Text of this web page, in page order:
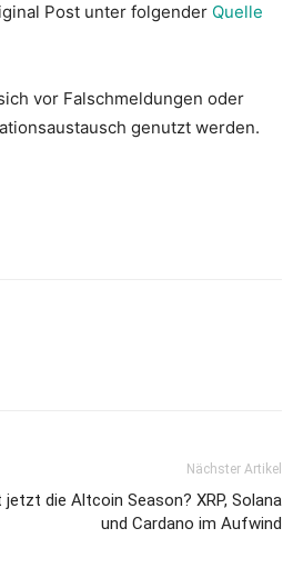
Post unter folgender Quelle
vor Falschmeldungen oder
genutzt werden.
Nächster Artikel
die Altcoin Season? XRP, Solana
und Cardano im Aufwind